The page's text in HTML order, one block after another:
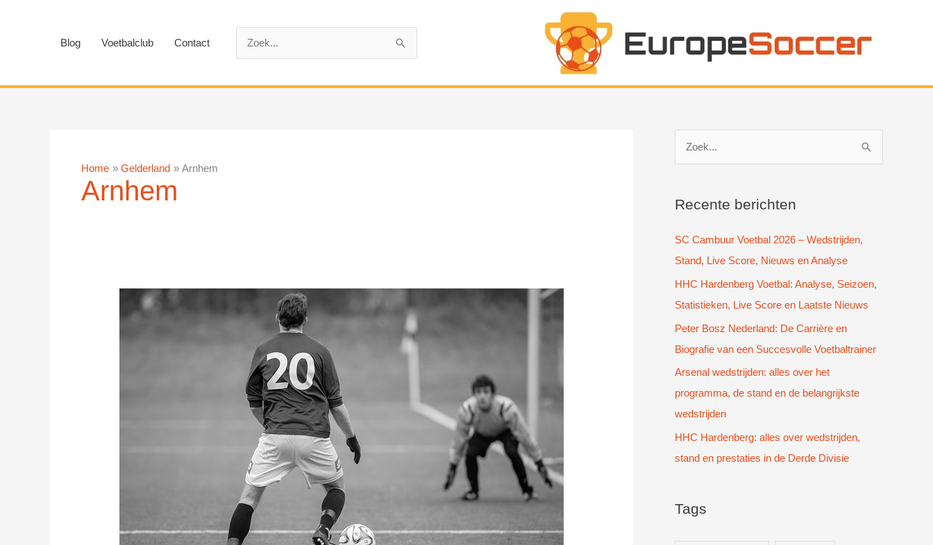
Blog Voetbalclub Contact
Home Gelderland Arnhem
Arnhem
k
a
a
r
:
Recente berichten
SC Cambuur Voetbal 2026 – Wedstrijden,
Stand, Live Score, Nieuws en Analyse
HHC Hardenberg Voetbal: Analyse, Seizoen,
Statistieken, Live Score en Laatste Nieuws
Peter Bosz Nederland: De Carrière en
Biografie van een Succesvolle Voetbaltrainer
Arsenal wedstrijden: alles over het
programma, de stand en de belangrijkste
wedstrijden
HHC Hardenberg: alles over wedstrijden,
stand en prestaties in de Derde Divisie
Tags